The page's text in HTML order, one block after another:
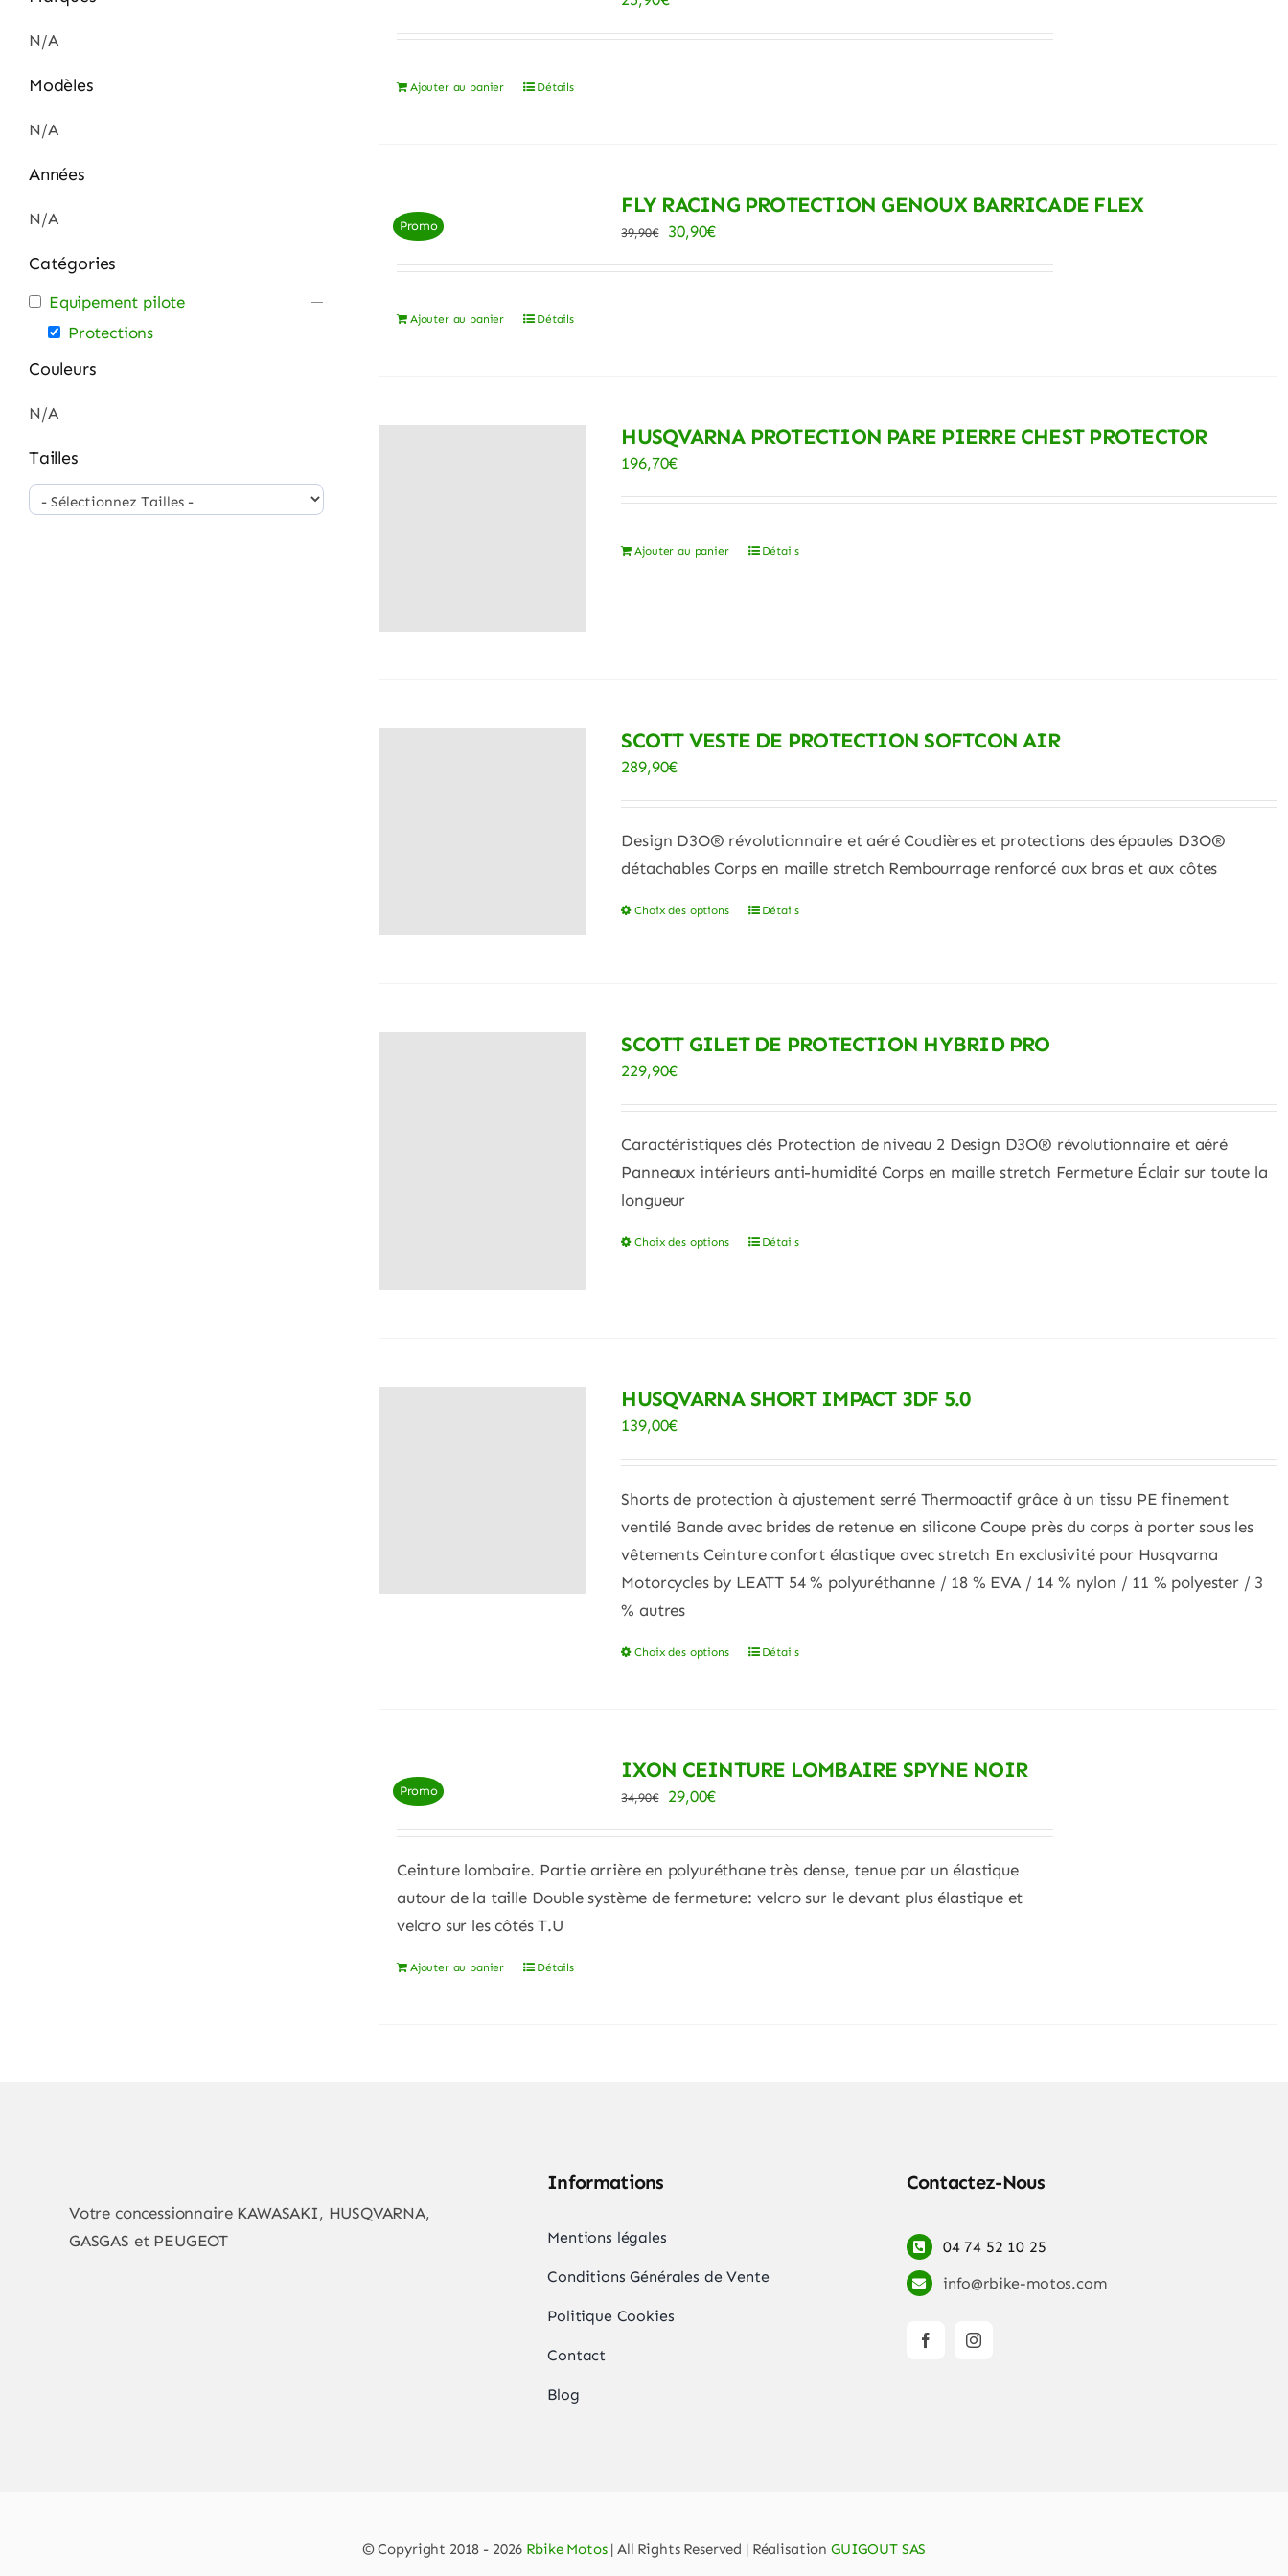
Ajouter au panier Détails
Promo
FLY RACING PROTECTION GENOUX BARRICADE FLEX
39,90€
Le
30,90€Le
Ajouter au panier Détails
HUSQVARNA PROTECTION PARE PIERRE CHEST PROTECTOR
196,70€
Ajouter au panier Détails
SCOTT VESTE DE PROTECTION SOFTCON AIR
289,90€
Design D3O® révolutionnaire et aéré Coudières et protections des épaules D3O®
détachables Corps en maille stretch Rembourrage renforcé aux bras et aux côtes
Choix des options
Ce
Les
peuvent
être
choisies
page
Détails
SCOTT GILET DE PROTECTION HYBRID PRO
229,90€
Caractéristiques clés Protection de niveau 2 Design D3O® révolutionnaire et aéré
Panneaux intérieurs anti-humidité Corps en maille stretch Fermeture Éclair sur toute la
longueur
Choix des options
Ce
options
être
choisies
sur
la
page
Détails
HUSQVARNA SHORT IMPACT 3DF 5.0
139,00€
Shorts de protection à ajustement serré Thermoactif grâce à un tissu PE finement
ventilé Bande avec brides de retenue en silicone Coupe près du corps à porter sous les
vêtements Ceinture confort élastique avec stretch En exclusivité pour Husqvarna
Motorcycles by LEATT 54 % polyuréthanne / 18 % EVA / 14 % nylon / 11 % polyester / 3
% autres
Choix des options
Ce
variations.
être
choisies
Détails
Promo
IXON CEINTURE LOMBAIRE SPYNE NOIR
34,90€
Le
était :
34,90€.
29,00€Le
est :
29,00€.
Ceinture lombaire. Partie arrière en polyuréthane très dense, tenue par un élastique
autour de la taille Double système de fermeture: velcro sur le devant plus élastique et
velcro sur les côtés T.U
Ajouter au panier Détails
N/A
Modèles
N/A
Années
N/A
Catégories
Equipement pilote
Protections
Couleurs
N/A
Tailles
Votre concessionnaire KAWASAKI, HUSQVARNA,
GASGAS et PEUGEOT
Informations
Mentions légales
Conditions Générales de Vente
Politique Cookies
Contact
Blog
Contactez-Nous
04 74 52 10 25
info@rbike-motos.com
© Copyright 2018 - 2026 Rbike Motos| All Rights Reserved | Réalisation GUIGOUT SAS